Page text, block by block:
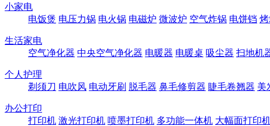
小家电
电饭煲 电压力锅 电火锅 电磁炉 微波炉 空气炸锅 电饼铛
生活家电
空气净化器 中央空气净化器 电暖器 电暖桌 吸尘器 扫地机
个人护理
剃须刀 电吹风 电动牙刷 脱毛器 鼻毛修剪器 睫毛卷翘器 美
办公打印
打印机 激光打印机 喷墨打印机 多功能一体机 大幅面打印